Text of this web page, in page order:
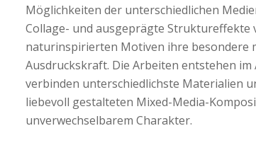
Möglichkeiten der unterschiedlichen
Collage- und ausgeprägte Struktureffekte
naturinspirierten Motiven ihre besondere
Ausdruckskraft. Die Arbeiten entstehen im
verbinden unterschiedlichste Materialien
liebevoll gestalteten Mixed-Media-
unverwechselbarem Charakter.